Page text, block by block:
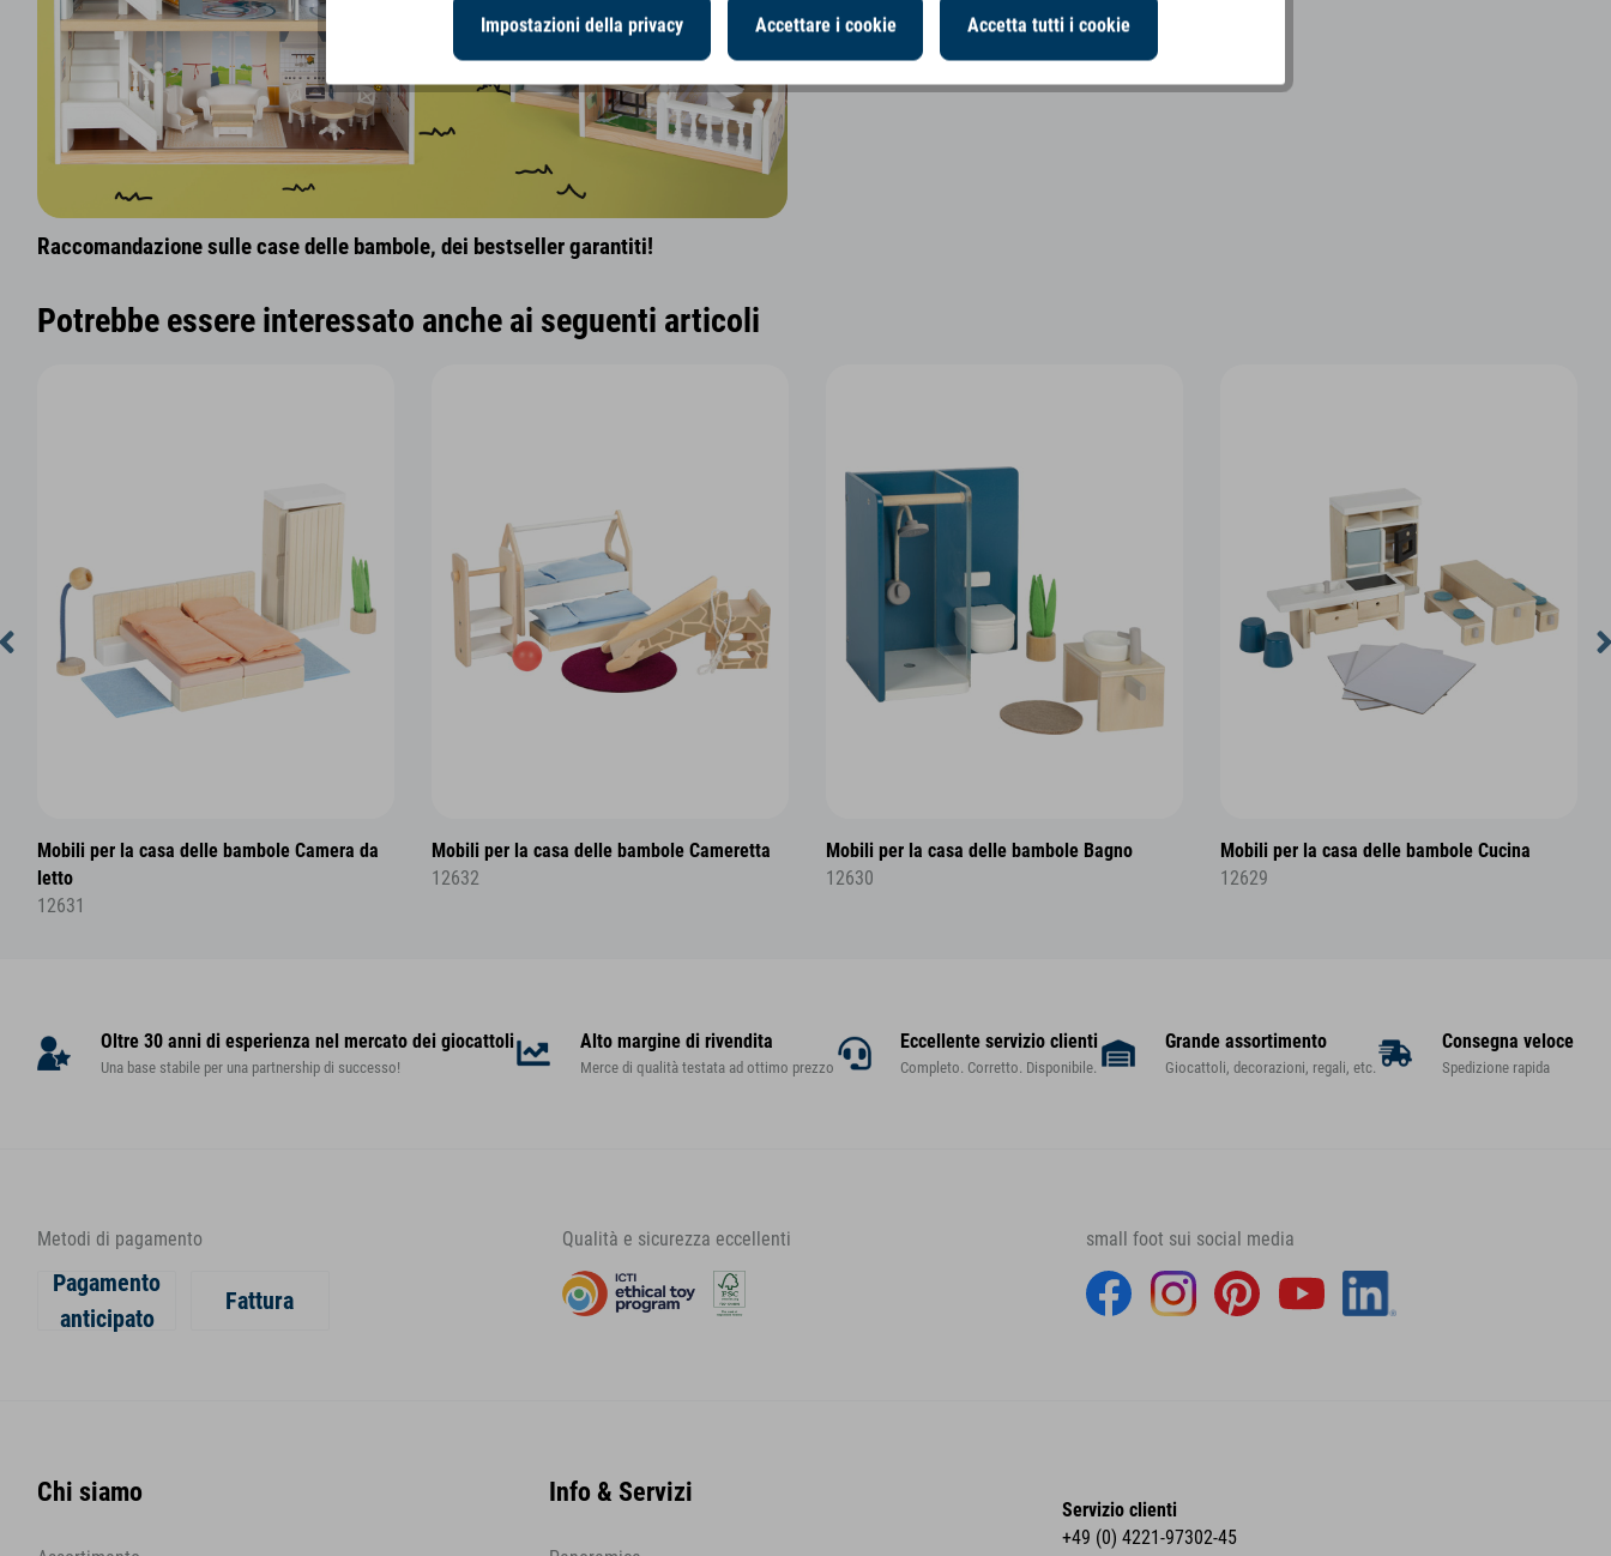
Raccomandazione sulle case delle bambole, dei bestseller garantiti!
Potrebbe essere interessato anche ai seguenti articoli
Mobili per la casa delle bambole Camera da
letto
12631
Mobili per la casa delle bambole Cameretta
12632
Mobili per la casa delle bambole Bagno
12630
Mobili per la casa delle bambole Cucina
12629
Oltre 30 anni di esperienza nel mercato dei giocattoli
Una base stabile per una partnership di successo!
Alto margine di rivendita
Merce di qualità testata ad ottimo prezzo
Eccellente servizio clienti
Completo. Corretto. Disponibile.
Grande assortimento
Giocattoli, decorazioni, regali, etc.
Consegna veloce
Spedizione rapida
Metodi di pagamento
Pagamento
anticipato
Fattura
Qualità e sicurezza eccellenti small foot sui social media
Chi siamo Info & Servizi
Servizio clienti
+49 (0) 4221-97302-45
Impostazioni della privacy Accettare i cookie Accetta tutti i cookie